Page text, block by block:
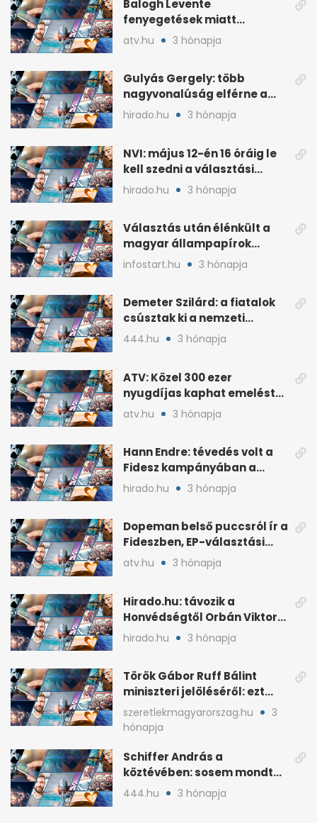
Balogh Levente
fenyegetések miatt
lemondta erdélyi előadás-
atv.hu 3 hónapja
Gulyás Gergely: több
nagyvonalúság elférne a
kétharmados győztesekben
hirado.hu 3 hónapja
NVI: május 12-én 16 óráig le
kell szedni a választási
plakátokat
hirado.hu 3 hónapja
Választás után élénkült a
magyar állampapírok
lakossági értékesítése
infostart.hu 3 hónapja
Demeter Szilárd: a fiatalok
csúsztak ki a nemzeti
kultúrából
444.hu 3 hónapja
ATV: Közel 300 ezer
nyugdíjas kaphat emelést
idén a Tisza terve szerint
atv.hu 3 hónapja
Hann Endre: tévedés volt a
Fidesz kampányában a
háborús veszély
hirado.hu 3 hónapja
Dopeman belső puccsról ír a
Fideszben, EP-választási
árral
atv.hu 3 hónapja
Hirado.hu: távozik a
Honvédségtől Orbán Viktor
fia, Orbán Gáspár
hirado.hu 3 hónapja
Török Gábor Ruff Bálint
miniszteri jelöléséről: ezt
írta a posztjában
szeretlekmagyarorszag.hu
3
hónapja
Schiffer András a
köztévében: sosem mondta,
ki fog nyerni
444.hu 3 hónapja